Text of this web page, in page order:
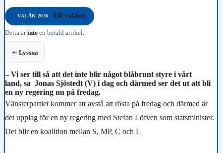
VALÅR 2026 Till valåret
Detta ärinte en betald artikel.
Lyssna
– Vi ser till så att det inte blir något blåbrunt styre i vårt
land, sa Jonas Sjöstedt (V) i dag och därmed ser det ut att bli
en ny regering nu på fredag.
Vänsterpartiet kommer att avstå att rösta på fredag och därmed är
det upplag för en ny regering med Stefan Löfven som statsminister.
Det blir en koalition mellan S, MP, C och L